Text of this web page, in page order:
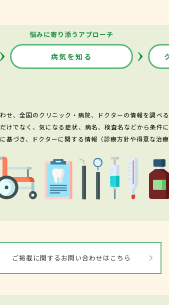
悩みに寄り添うアプローチ
病気を知る
せ、全国のクリニック・病院、ドクターの情報を調べ
でなく、気になる症状、病名、検査名などから条件
基づき、ドクターに関する情報（診療方針や得意な治療
ご掲載に関するお問い合わせはこちら